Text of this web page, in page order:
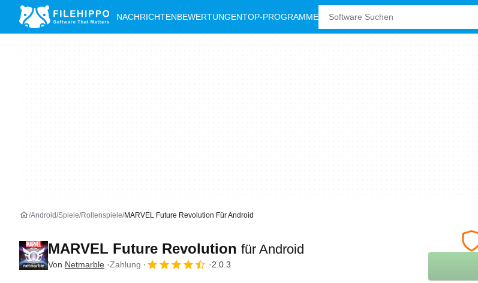
NACHRICHTENBEWERTUNGENTOP-PROGRAMME
Android Spiele Rollenspiele MARVEL Future Revolution Für Android
MARVEL Future Revolution für Android
Von Netmarble Zahlung 2.0.3